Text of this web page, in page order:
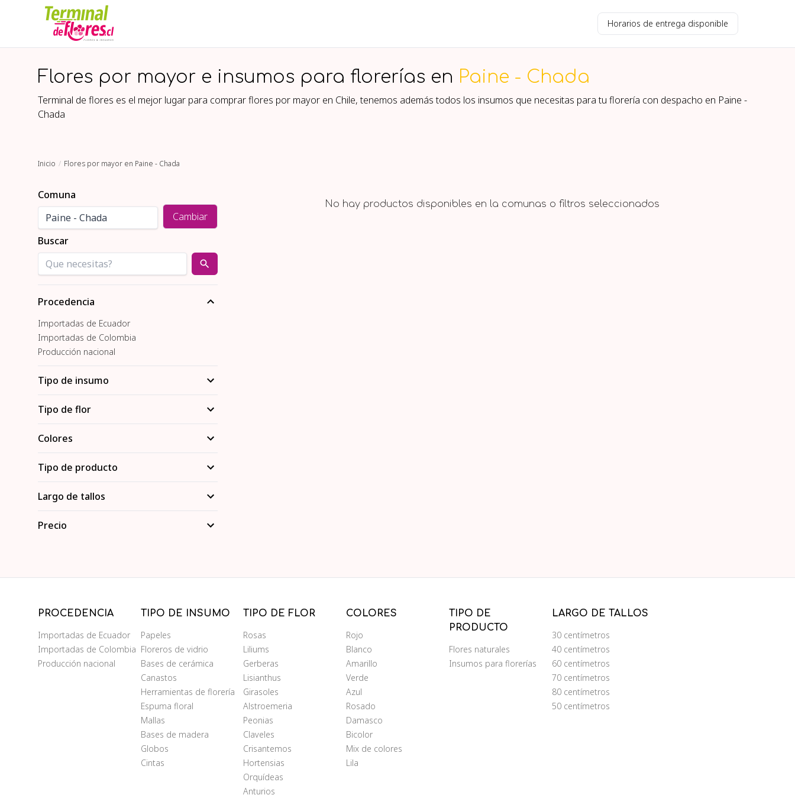
Horarios de entrega disponible
Flores por mayor e insumos para florerías en Paine - Chada
Terminal de flores es el mejor lugar para comprar flores por mayor en Chile, tenemos además todos los insumos que necesitas para tu florería con despacho en Paine -
Chada
Inicio Flores por mayor en Paine - Chada
Comuna
Cambiar
Buscar
Procedencia
Importadas de Ecuador
Importadas de Colombia
Producción nacional
Tipo de insumo
Tipo de flor
Colores
Tipo de producto
Largo de tallos
Precio
No hay productos disponibles en la comunas o filtros seleccionados
PROCEDENCIA
Importadas de Ecuador
Importadas de Colombia
Producción nacional
TIPO DE INSUMO
Papeles
Floreros de vidrio
Bases de cerámica
Canastos
Herramientas de florería
Espuma floral
Mallas
Bases de madera
Globos
Cintas
TIPO DE FLOR
Rosas
Liliums
Gerberas
Lisianthus
Girasoles
Alstroemeria
Peonias
Claveles
Crisantemos
Hortensias
Orquídeas
Anturios
COLORES
Rojo
Blanco
Amarillo
Verde
Azul
Rosado
Damasco
Bicolor
Mix de colores
Lila
TIPO DE
PRODUCTO
Flores naturales
Insumos para florerías
LARGO DE TALLOS
30 centímetros
40 centímetros
60 centímetros
70 centímetros
80 centímetros
50 centímetros